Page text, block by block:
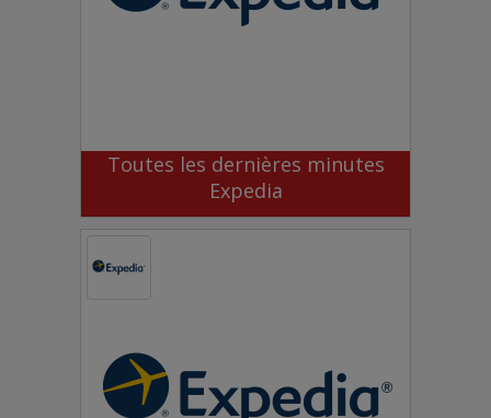
Toutes les dernières minutes
Expedia